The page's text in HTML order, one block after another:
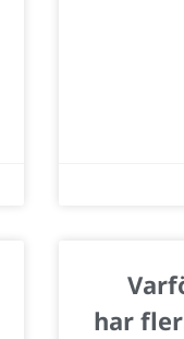
har fler